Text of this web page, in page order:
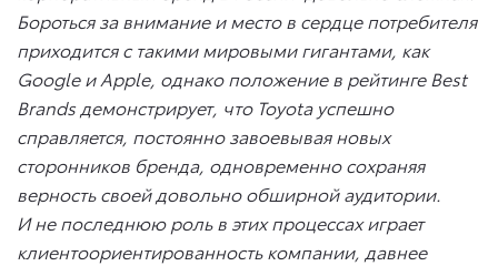
Бороться за внимание и место в сердце потребителя
приходится с такими мировыми гигантами, как
GoogleиApple, однако положение в рейтинге Best
Brandsдемонстрирует, что Toyotaуспешно
справляется, постоянно завоевывая новых
сторонников бренда, одновременно сохраняя
верность своей довольно обширной аудитории.
И не последнюю роль в этих процессах играет
клиентоориентированность компании, давнее